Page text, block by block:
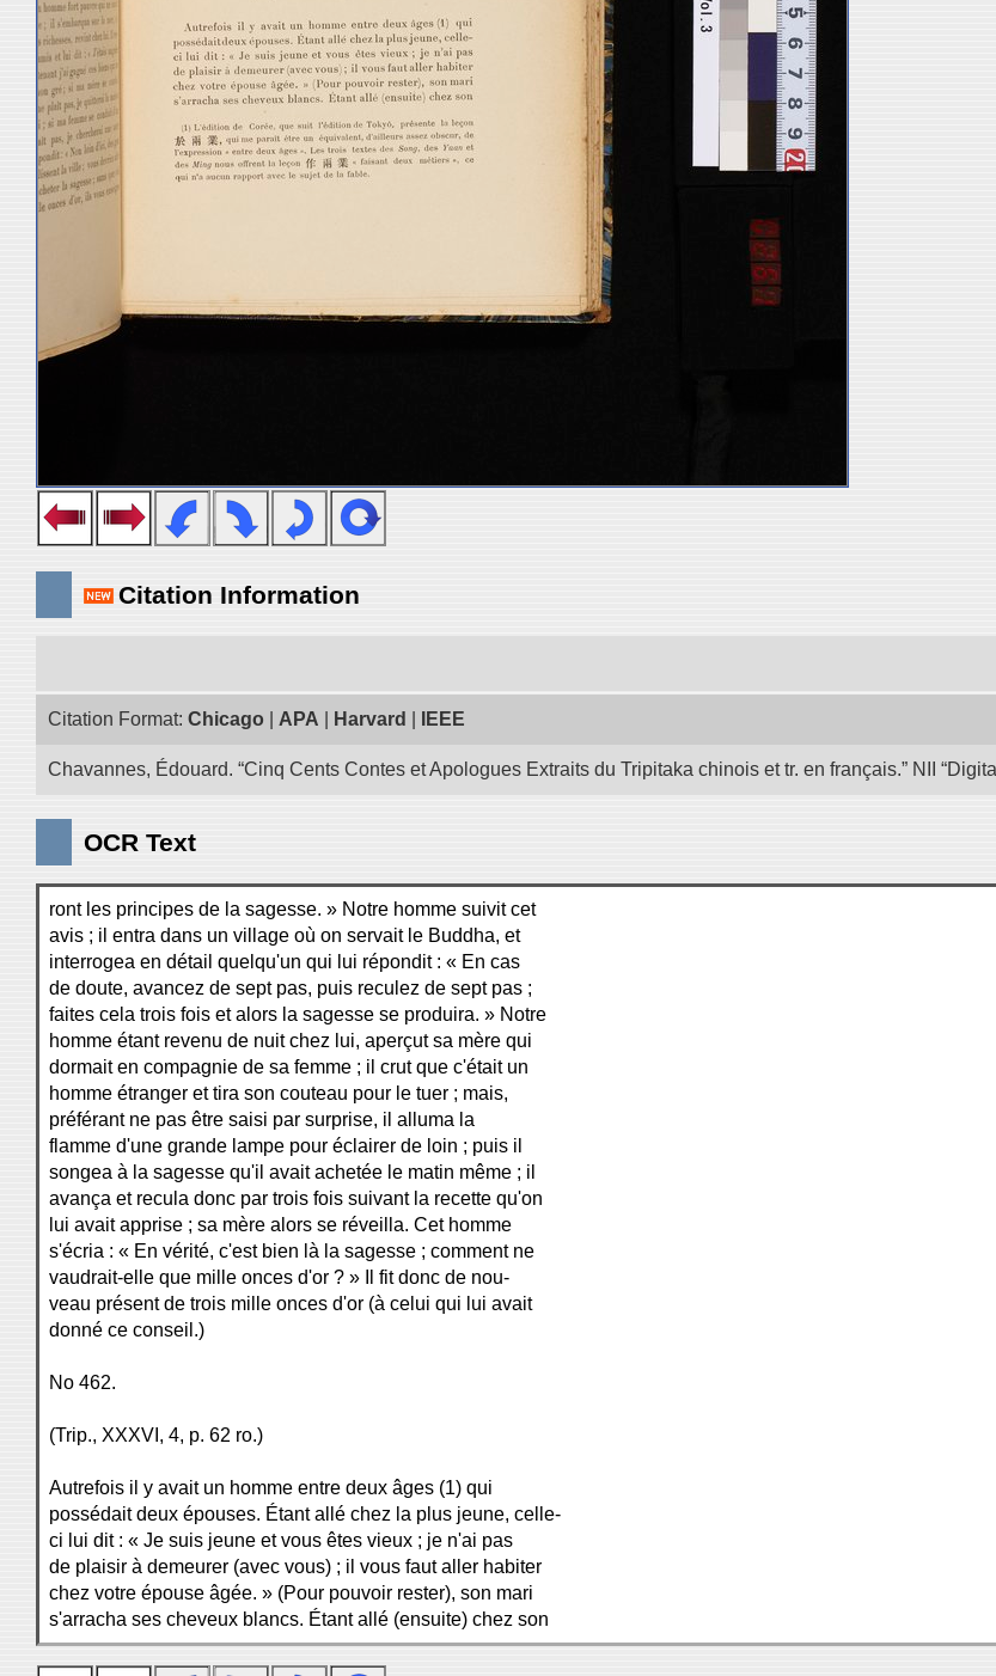
Citation Information
Citation Format: Chicago APA Harvard IEEE
Chavannes, Édouard. “Cinq Cents Contes et Apologues Extraits du Tripitaka chinois et tr. en français.” NII
OCR Text
ront les principes de la sagesse. » Notre homme suivit cet
avis ; il entra dans un village où on servait le Buddha, et
interrogea en détail quelqu'un qui lui répondit : « En cas
de doute, avancez de sept pas, puis reculez de sept pas ;
faites cela trois fois et alors la sagesse se produira. » Notre
homme étant revenu de nuit chez lui, aperçut sa mère qui
dormait en compagnie de sa femme ; il crut que c'était un
homme étranger et tira son couteau pour le tuer ; mais,
préférant ne pas être saisi par surprise, il alluma la
flamme d'une grande lampe pour éclairer de loin ; puis il
songea à la sagesse qu'il avait achetée le matin même ; il
avança et recula donc par trois fois suivant la recette qu'on
lui avait apprise ; sa mère alors se réveilla. Cet homme
s'écria : « En vérité, c'est bien là la sagesse ; comment ne
vaudrait-elle que mille onces d'or ? » Il fit donc de nou-
veau présent de trois mille onces d'or (à celui qui lui avait
donné ce conseil.)
No 462.
(Trip., XXXVI, 4, p. 62 ro.)
Autrefois il y avait un homme entre deux âges (1) qui
possédait deux épouses. Étant allé chez la plus jeune, celle-
ci lui dit : « Je suis jeune et vous êtes vieux ; je n'ai pas
de plaisir à demeurer (avec vous) ; il vous faut aller habiter
chez votre épouse âgée. » (Pour pouvoir rester), son mari
s'arracha ses cheveux blancs. Étant allé (ensuite) chez son